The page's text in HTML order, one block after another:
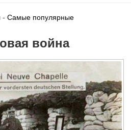
-Самые популярные
война